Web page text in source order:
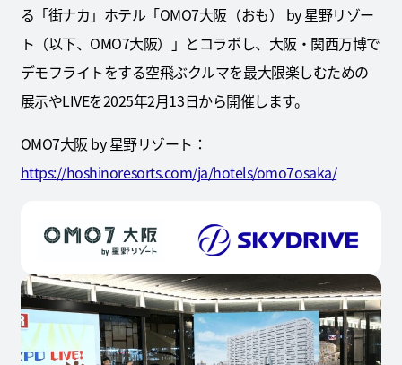
る「街ナカ」ホテル「OMO7大阪（おも） by 星野リゾー
ト（以下、OMO7大阪）」とコラボし、大阪・関西万博で
デモフライトをする空飛ぶクルマを最大限楽しむための
展示やLIVEを2025年2月13日から開催します。
OMO7大阪 by 星野リゾート：
https://hoshinoresorts.com/ja/hotels/omo7osaka/